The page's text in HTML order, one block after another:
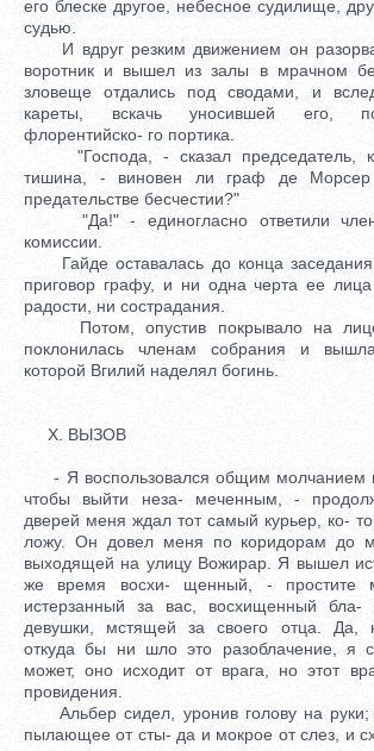
его блеске другое, небесное судилище,
судью.
И вдруг резким движением он
воротник и вышел из залы в мрачном
зловеще отдались под сводами, и
кареты, вскачь уносившей его,
флорентийско- го портика.
"Господа, - сказал председатель,
тишина, - виновен ли граф де Морсер
предательстве бесчестии?"
"Да!" - единогласно ответили
комиссии.
Гайде оставалась до конца
приговор графу, и ни одна черта ее
радости, ни сострадания.
Потом, опустив покрывало на
поклонилась членам собрания и
которой Вгилий наделял богинь.
X. ВЫЗОВ
- Я воспользовался общим молчанием
чтобы выйти неза- меченным, -
дверей меня ждал тот самый курьер, ко-
ложу. Он довел меня по коридорам до
выходящей на улицу Вожирар. Я вышел
же время восхи- щенный, - простите
истерзанный за вас, восхищенный бла-
девушки, мстящей за своего отца. Да,
откуда бы ни шло это разоблачение, я
может, оно исходит от врага, но этот
провидения.
Альбер сидел, уронив голову на руки;
пылающее от сты- да и мокрое от слез, и